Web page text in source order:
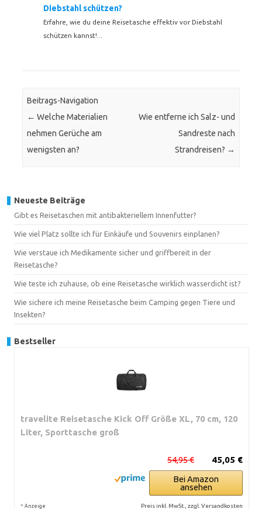
Diebstahl schützen?
Erfahre, wie du deine Reisetasche effektiv vor Diebstahl
schützen kannst!...
Beitrags-Navigation
← Welche Materialien
nehmen Gerüche am
wenigsten an?
Wie entferne ich Salz- und
Sandreste nach
Strandreisen? →
Neueste Beiträge
Gibt es Reisetaschen mit antibakteriellem Innenfutter?
Wie viel Platz sollte ich für Einkäufe und Souvenirs einplanen?
Wie verstaue ich Medikamente sicher und griffbereit in der
Reisetasche?
Wie teste ich zuhause, ob eine Reisetasche wirklich wasserdicht ist?
Wie sichere ich meine Reisetasche beim Camping gegen Tiere und
Insekten?
Bestseller
travelite Reisetasche Kick Off Größe XL, 70 cm, 120
Liter, Sporttasche groß
45,05 €
54,95 €
Bei Amazon
ansehen
* Anzeige Preis inkl. MwSt., zzgl. Versandkosten